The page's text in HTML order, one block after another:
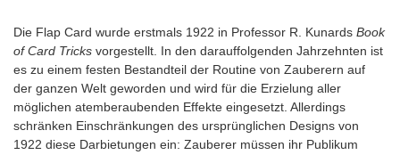
Die Flap Card wurde erstmals 1922 in Professor R. Kunards Book
of Card Tricks vorgestellt. In den darauffolgenden Jahrzehnten ist
es zu einem festen Bestandteil der Routine von Zauberern auf
der ganzen Welt geworden und wird für die Erzielung aller
möglichen atemberaubenden Effekte eingesetzt. Allerdings
schränken Einschränkungen des ursprünglichen Designs von
1922 diese Darbietungen ein: Zauberer müssen ihr Publikum